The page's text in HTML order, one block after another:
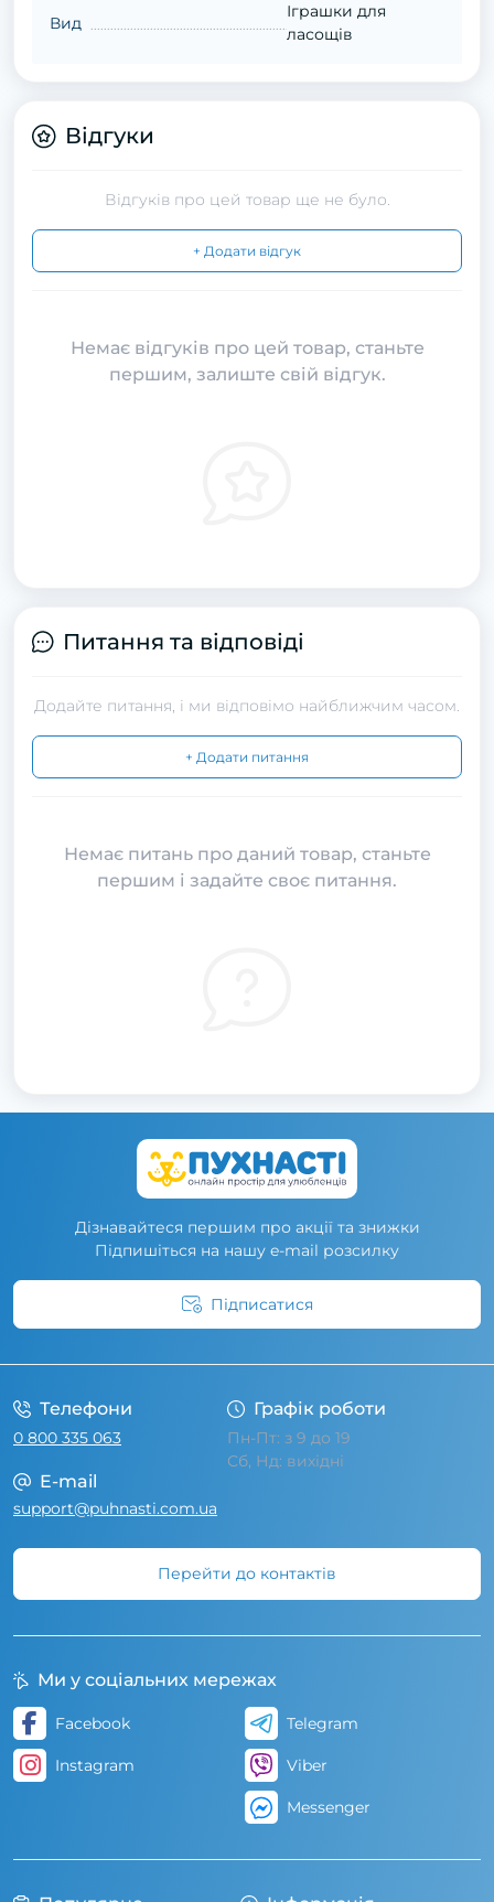
Вид
Іграшки для
ласощів
Відгуки
Відгуків про цей товар ще не було.
+ Додати відгук
Немає відгуків про цей товар, станьте
першим, залиште свій відгук.
Питання та відповіді
Додайте питання, і ми відповімо найближчим часом.
+ Додати питання
Немає питань про даний товар, станьте
першим і задайте своє питання.
Дізнавайтеся першим про акції та знижки
Підпишіться на нашу e-mail розсилку
Підписатися
Телефони
0 800 335 063
Графік роботи
Пн-Пт: з 9 до 19
Сб, Нд: вихідні
E-mail
support@puhnasti.com.ua
Перейти до контактів
Ми у соціальних мережах
Facebook
Instagram
Telegram
Viber
Messenger